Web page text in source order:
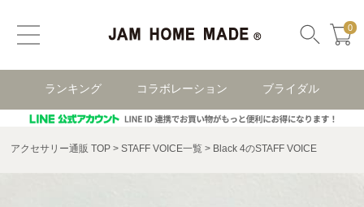
0
ランキング コラボレーション ブライダル
アクセサリー通販 TOP STAFF VOICE一覧 Black 4のSTAFF VOICE